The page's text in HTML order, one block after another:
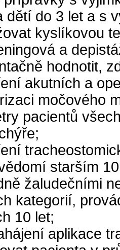
dětí do 3 let a s
kyslíkovou
a
hodnotit,
akutních a
močového
pacientů
starším
žaludečními
kategorií,
10 let;
aplikace